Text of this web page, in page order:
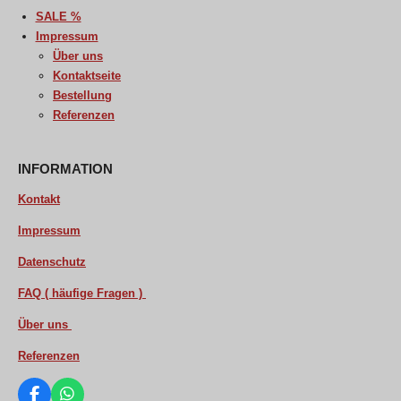
SALE %
Impressum
Über uns
Kontaktseite
Bestellung
Referenzen
INFORMATION
Kontakt
Impressum
Datenschutz
FAQ ( häufige Fragen )
Über uns
Referenzen